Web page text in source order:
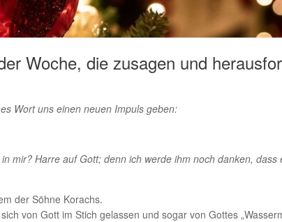
Woche, die zusagen und
Wort uns einen neuen Impuls geben:
mir? Harre auf Gott; denn ich werde ihm noch danken,
der Söhne Korachs.
von Gott im Stich gelassen und sogar von Gottes